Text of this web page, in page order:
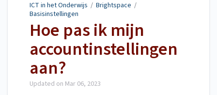
ICT in het Onderwijs / Brightspace /
Basisinstellingen
Hoe pas ik mijn
accountinstellingen
aan?
Updated on Mar 06, 2023